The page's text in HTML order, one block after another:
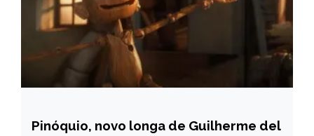
ENTRETENIMENTO
Pinóquio, novo longa de Guilherme del